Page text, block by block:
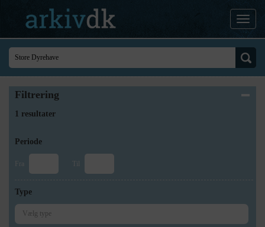
Filtrering
1 resultater
Periode
Fra Til
Type